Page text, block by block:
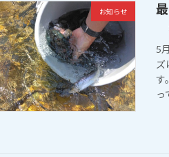
お知らせ
5
ズ
す
っ